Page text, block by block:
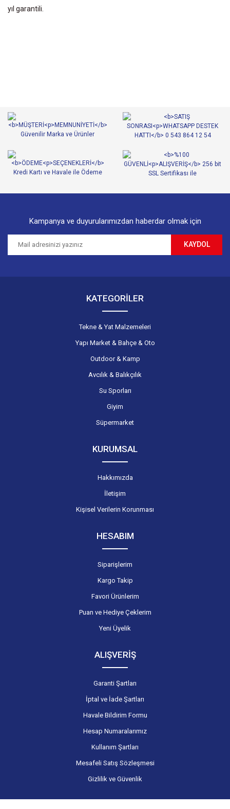
yıl garantili.
Ürün resmi kalitesiz, bozuk veya görüntülenemiyor.
Ürün açıklamasında eksik bilgiler bulunuyor.
Ürün bilgilerinde hatalar bulunuyor.
Ürün fiyatı diğer sitelerden daha pahalı.
Gönder
Kampanya ve duyurularımızdan haberdar olmak için
KAYDOL
KATEGORİLER
Tekne & Yat Malzemeleri
Yapı Market & Bahçe & Oto
Outdoor & Kamp
Avcılık & Balıkçılık
Su Sporları
Giyim
Süpermarket
KURUMSAL
Hakkımızda
İletişim
Kişisel Verilerin Korunması
HESABIM
Siparişlerim
Kargo Takip
Favori Ürünlerim
Puan ve Hediye Çeklerim
Yeni Üyelik
ALIŞVERİŞ
Garanti Şartları
İptal ve İade Şartları
Havale Bildirim Formu
Hesap Numaralarımız
Kullanım Şartları
Mesafeli Satış Sözleşmesi
Gizlilik ve Güvenlik